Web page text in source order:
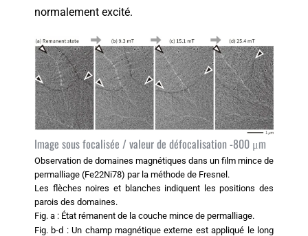
normalement excité.
Image sous focalisée / valeur de défocalisation -800 μm
Observation de domaines magnétiques dans un film mince de
permalliage (Fe22Ni78) par la méthode de Fresnel.
Les flèches noires et blanches indiquent les positions des
parois des domaines.
Fig. a : État rémanent de la couche mince de permalliage.
Fig. b-d : Un champ magnétique externe est appliqué le long